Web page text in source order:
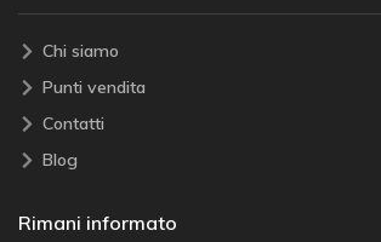
Chi siamo
Punti vendita
Contatti
Blog
Rimani informato